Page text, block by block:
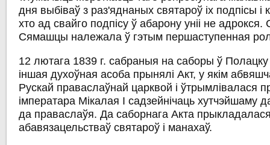
дня выбіваў з раз'яднаных святароў іх подпісы і
хто ад свайго подпісу ў абарону уніі не адрокся.
Сямашцы належала ў гэтым першаступенная
12 лютага 1839 г. сабраныя на саборы ў Полацку
іншая духоўная асоба прынялі Акт, у якім
Рускай праваслаўнай царквой і ўтрымлівалася
імператара Мікалая І садзейнічаць хутчэйшаму
да праваслаўя. Да саборнага Акта
абавязацельстваў святароў і манахаў.